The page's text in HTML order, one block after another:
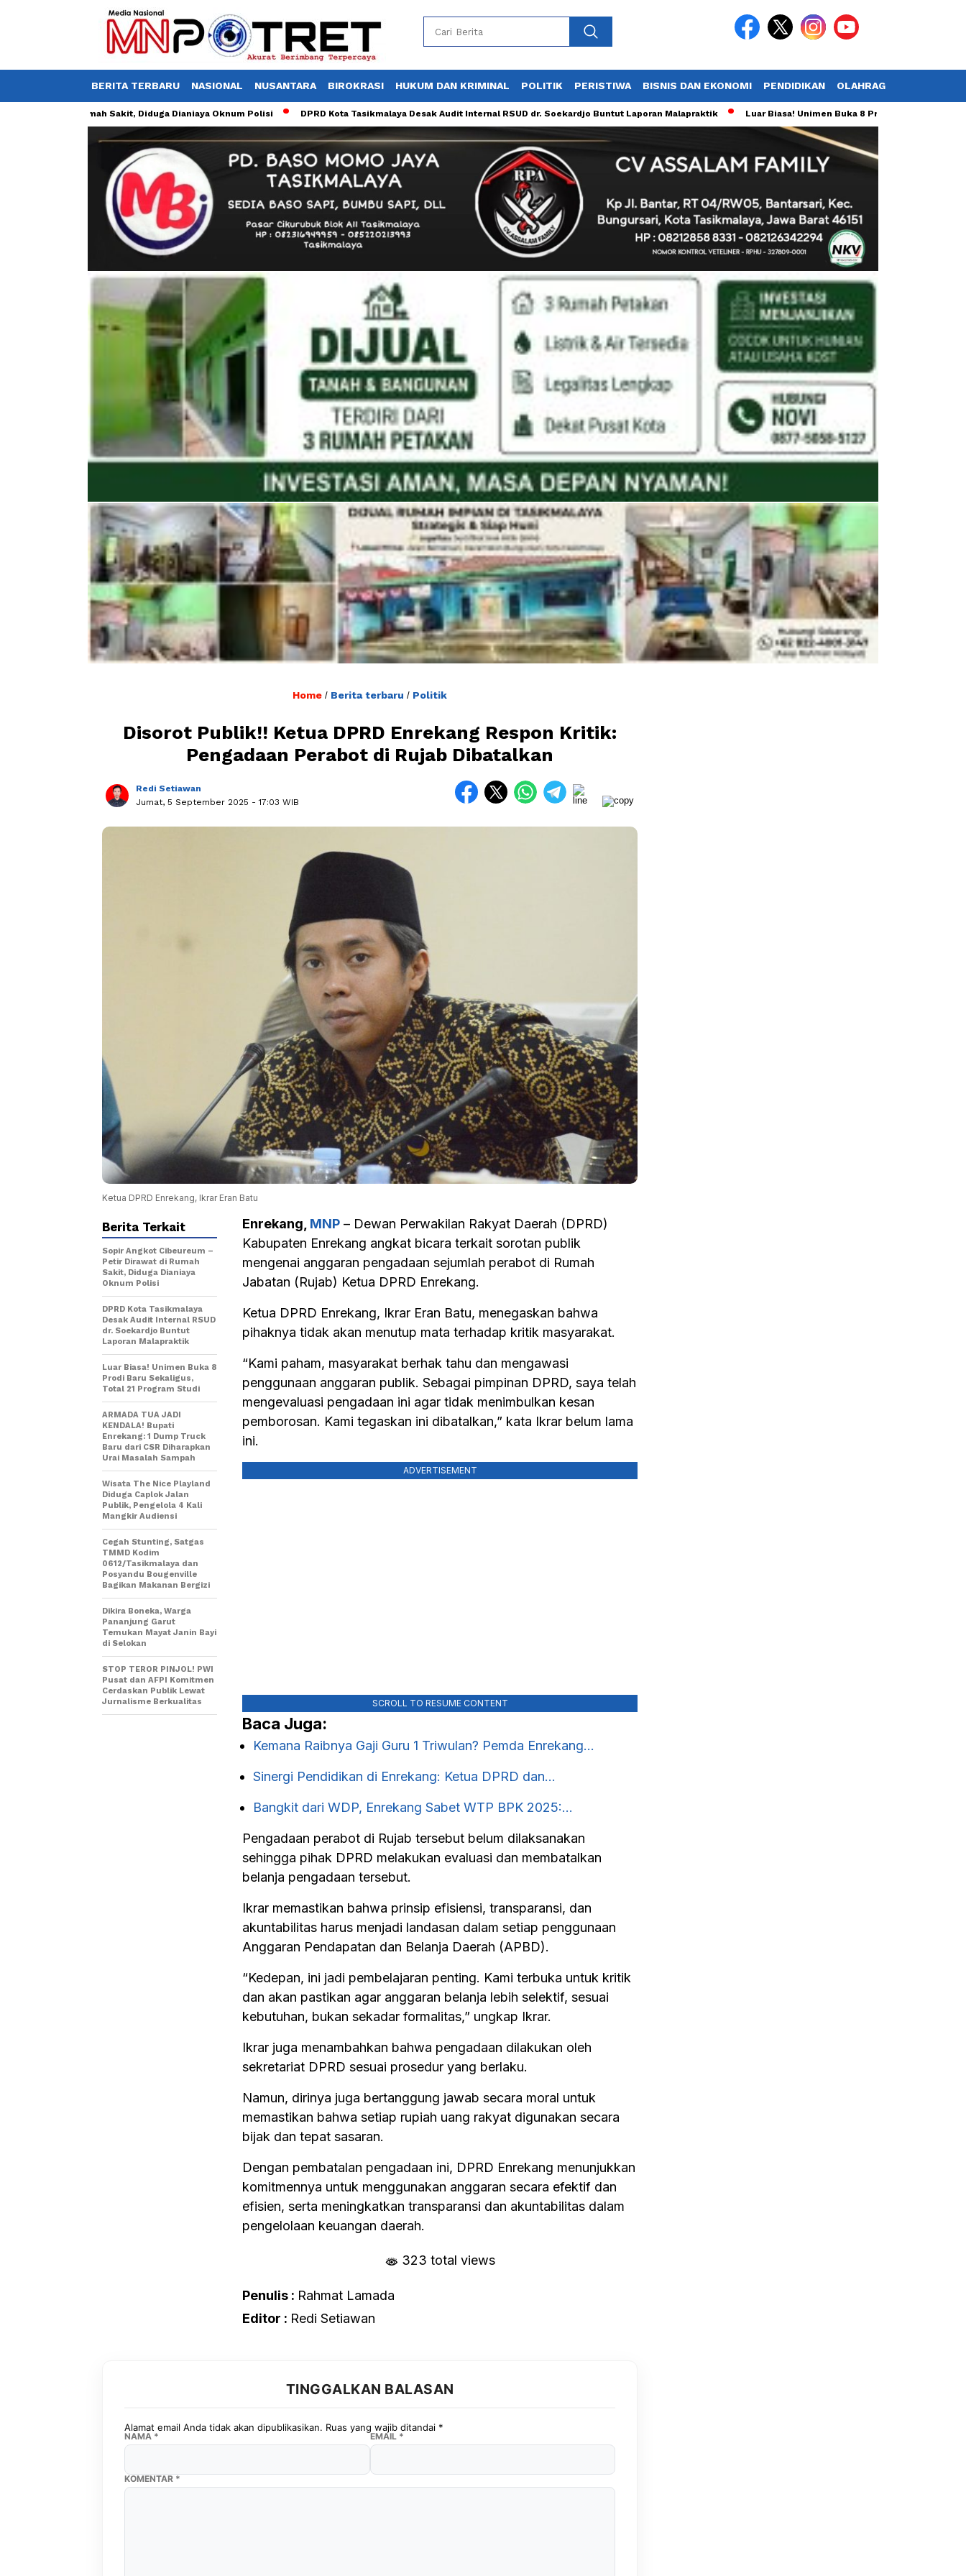
BERITA TERBARU NASIONAL NUSANTARA BIROKRASI HUKUM DAN KRIMINAL POLITIK PERISTIWA BISNIS DAN EKONOMI PENDIDIKAN OLAHRAGA
di Rumah Sakit, Diduga Dianiaya Oknum Polisi DPRD Kota Tasikmalaya Desak Audit Internal RSUD dr. Soekardjo Buntut Laporan Malapraktik Luar Biasa! Unimen Buka 8 Prodi Baru Sekaligus, Total 21
Home / Berita terbaru / Politik
Disorot Publik!! Ketua DPRD Enrekang Respon Kritik:
Pengadaan Perabot di Rujab Dibatalkan
Redi Setiawan
Jumat, 5 September 2025 - 17:03 WIB
Ketua DPRD Enrekang, Ikrar Eran Batu
Enrekang, MNP – Dewan Perwakilan Rakyat Daerah (DPRD)
Kabupaten Enrekang angkat bicara terkait sorotan publik
mengenai anggaran pengadaan sejumlah perabot di Rumah
Jabatan (Rujab) Ketua DPRD Enrekang.
Ketua DPRD Enrekang, Ikrar Eran Batu, menegaskan bahwa
pihaknya tidak akan menutup mata terhadap kritik masyarakat.
“Kami paham, masyarakat berhak tahu dan mengawasi
penggunaan anggaran publik. Sebagai pimpinan DPRD, saya telah
mengevaluasi pengadaan ini agar tidak menimbulkan kesan
pemborosan. Kami tegaskan ini dibatalkan,” kata Ikrar belum lama
ini.
ADVERTISEMENT
SCROLL TO RESUME CONTENT
Baca Juga:
Kemana Raibnya Gaji Guru 1 Triwulan? Pemda Enrekang…
Sinergi Pendidikan di Enrekang: Ketua DPRD dan…
Bangkit dari WDP, Enrekang Sabet WTP BPK 2025:…
Pengadaan perabot di Rujab tersebut belum dilaksanakan
sehingga pihak DPRD melakukan evaluasi dan membatalkan
belanja pengadaan tersebut.
Ikrar memastikan bahwa prinsip efisiensi, transparansi, dan
akuntabilitas harus menjadi landasan dalam setiap penggunaan
Anggaran Pendapatan dan Belanja Daerah (APBD).
“Kedepan, ini jadi pembelajaran penting. Kami terbuka untuk kritik
dan akan pastikan agar anggaran belanja lebih selektif, sesuai
kebutuhan, bukan sekadar formalitas,” ungkap Ikrar.
Ikrar juga menambahkan bahwa pengadaan dilakukan oleh
sekretariat DPRD sesuai prosedur yang berlaku.
Namun, dirinya juga bertanggung jawab secara moral untuk
memastikan bahwa setiap rupiah uang rakyat digunakan secara
bijak dan tepat sasaran.
Dengan pembatalan pengadaan ini, DPRD Enrekang menunjukkan
komitmennya untuk menggunakan anggaran secara efektif dan
efisien, serta meningkatkan transparansi dan akuntabilitas dalam
pengelolaan keuangan daerah.
323 total views
Penulis : Rahmat Lamada
Editor : Redi Setiawan
Berita Terkait
Sopir Angkot Cibeureum –
Petir Dirawat di Rumah
Sakit, Diduga Dianiaya
Oknum Polisi
DPRD Kota Tasikmalaya
Desak Audit Internal RSUD
dr. Soekardjo Buntut
Laporan Malapraktik
Luar Biasa! Unimen Buka 8
Prodi Baru Sekaligus,
Total 21 Program Studi
ARMADA TUA JADI
KENDALA! Bupati
Enrekang: 1 Dump Truck
Baru dari CSR Diharapkan
Urai Masalah Sampah
Wisata The Nice Playland
Diduga Caplok Jalan
Publik, Pengelola 4 Kali
Mangkir Audiensi
Cegah Stunting, Satgas
TMMD Kodim
0612/Tasikmalaya dan
Posyandu Bougenville
Bagikan Makanan Bergizi
Dikira Boneka, Warga
Pananjung Garut
Temukan Mayat Janin Bayi
di Selokan
STOP TEROR PINJOL! PWI
Pusat dan AFPI Komitmen
Cerdaskan Publik Lewat
Jurnalisme Berkualitas
TINGGALKAN BALASAN
Alamat email Anda tidak akan dipublikasikan. Ruas yang wajib ditandai *
KOMENTAR *
NAMA * EMAIL *